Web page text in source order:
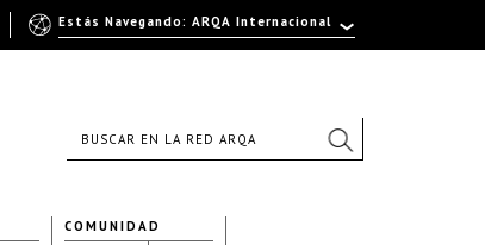
COMUNIDAD
Estás Navegando: ARQA Internacional